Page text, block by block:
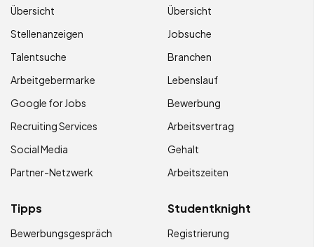
Übersicht
Stellenanzeigen
Talentsuche
Arbeitgebermarke
Google for Jobs
Recruiting Services
Social Media
Partner-Netzwerk
Übersicht
Jobsuche
Branchen
Lebenslauf
Bewerbung
Arbeitsvertrag
Gehalt
Arbeitszeiten
Tipps
Bewerbungsgespräch
Studentknight
Registrierung